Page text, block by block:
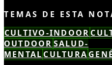
TEMAS DE ESTA
CULTIVO-INDOOR
OUTDOOR SALUD-
MENTAL CULTURA